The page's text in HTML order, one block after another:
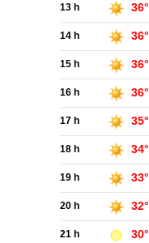
13 h 36°
14 h 36°
15 h 36°
16 h 36°
17 h 35°
18 h 34°
19 h 33°
20 h 32°
21 h 30°